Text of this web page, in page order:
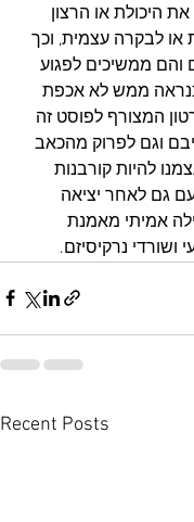
היכולת או הרצון
או לבקרה עצמית, וכך
והם ממשיכים לפגוע
ממש לא אכפת
המצורף לפוסט זה
וגם לפרוק מהכאב
להיות קורבנות
גם לאחר יציאה
אמיתי מאמנת
ושורדי נרקיסיזם.
Recent Posts